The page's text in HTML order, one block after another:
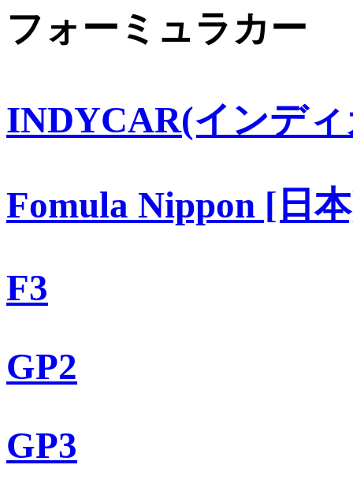
フォーミュラカー
INDYCAR(インデ
Fomula Nippon [日
F3
GP2
GP3